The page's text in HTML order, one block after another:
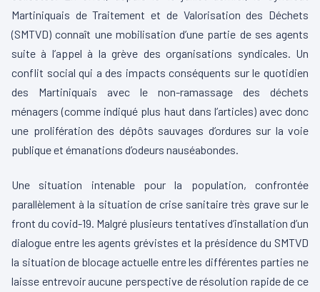
Martiniquais de Traitement et de Valorisation des Déchets
(SMTVD) connaît une mobilisation d’une partie de ses agents
suite à l’appel à la grève des organisations syndicales. Un
conflit social qui a des impacts conséquents sur le quotidien
des Martiniquais avec le non-ramassage des déchets
ménagers (comme indiqué plus haut dans l’articles) avec donc
une prolifération des dépôts sauvages d’ordures sur la voie
publique et émanations d’odeurs nauséabondes.
Une situation intenable pour la population, confrontée
parallèlement à la situation de crise sanitaire très grave sur le
front du covid-19. Malgré plusieurs tentatives d’installation d’un
dialogue entre les agents grévistes et la présidence du SMTVD
la situation de blocage actuelle entre les différentes parties ne
laisse entrevoir aucune perspective de résolution rapide de ce